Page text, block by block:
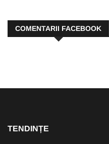
COMENTARII FACEBOOK
TENDINȚE